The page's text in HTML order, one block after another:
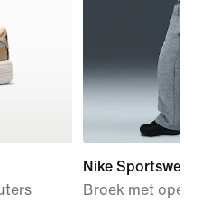
Nike Sportswear
Broek met open